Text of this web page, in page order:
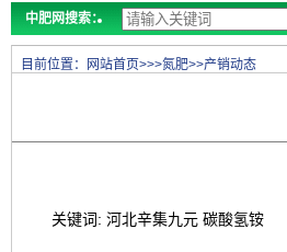
中肥网搜索：
目前位置： 网站首页>>>氮肥>>产销动态
关键词: 河北辛集九元 碳酸氢铵